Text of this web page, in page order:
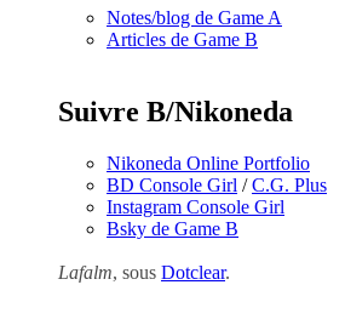
Notes/blog de Game A
Articles de Game B
Suivre B/Nikoneda
Nikoneda Online Portfolio
BD Console Girl /C.G. Plus
Instagram Console Girl
Bsky de Game B
Lafalm, sous Dotclear.